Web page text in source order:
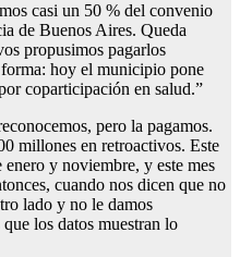
casi un 50 % del convenio
de Buenos Aires. Queda
propusimos pagarlos
hoy el municipio pone
coparticipación en salud.”
pero la pagamos.
millones en retroactivos. Este
y noviembre, y este mes
cuando nos dicen que no
lado y no le damos
los datos muestran lo